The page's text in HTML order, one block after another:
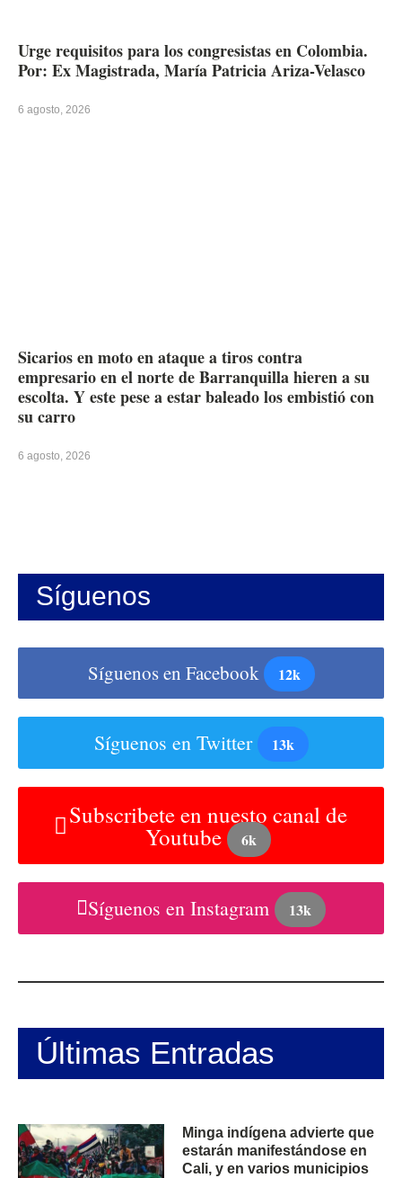
Urge requisitos para los congresistas en Colombia.
Por: Ex Magistrada, María Patricia Ariza-Velasco
6 agosto, 2026
Sicarios en moto en ataque a tiros contra
empresario en el norte de Barranquilla hieren a su
escolta. Y este pese a estar baleado los embistió con
su carro
6 agosto, 2026
Síguenos
Síguenos en Facebook 12k
Síguenos en Twitter 13k
Subscribete en nuesto canal de
Youtube 6k
Síguenos en Instagram 13k
Últimas Entradas
Minga indígena advierte que
estarán manifestándose en
Cali, y en varios municipios